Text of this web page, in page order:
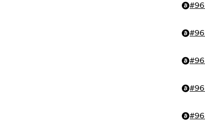
#
#
#
#
#